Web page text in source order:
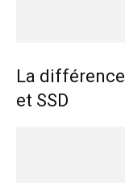
La
et SSD